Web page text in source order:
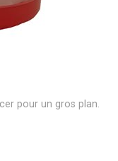
pour un gros plan.